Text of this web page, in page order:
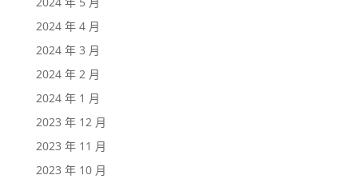
2024 年 4 月
2024 年 3 月
2024 年 2 月
2024 年 1 月
2023 年 12 月
2023 年 11 月
2023 年 10 月